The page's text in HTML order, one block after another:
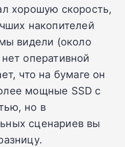
хорошую скорость,
накопителей
видели (около
оперативной
что на бумаге он
мощные SSD с
но в
сценариев вы